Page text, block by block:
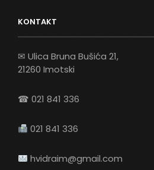
KONTAKT
✉ Ulica Bruna Bušića 21,
21260 Imotski
☎ 021 841 336
021 841 336
hvidraim@gmail.com